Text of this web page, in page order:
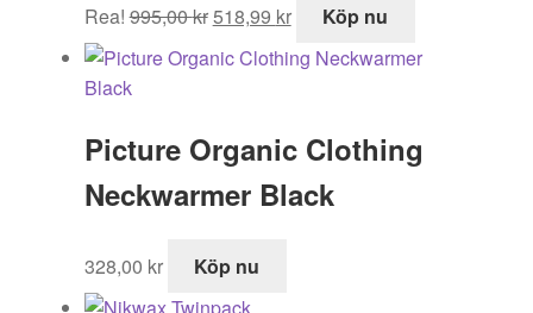
Rea! 995,00kr
ursprungliga
priset
518,99 kr
nuvarande
priset
Köp nu
Picture Organic Clothing
Neckwarmer Black
328,00 kr Köp nu